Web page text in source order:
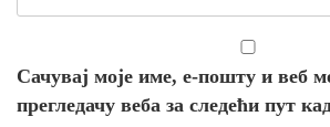
Сачувај моје име, е-пошту и веб
прегледачу веба за следећи пут